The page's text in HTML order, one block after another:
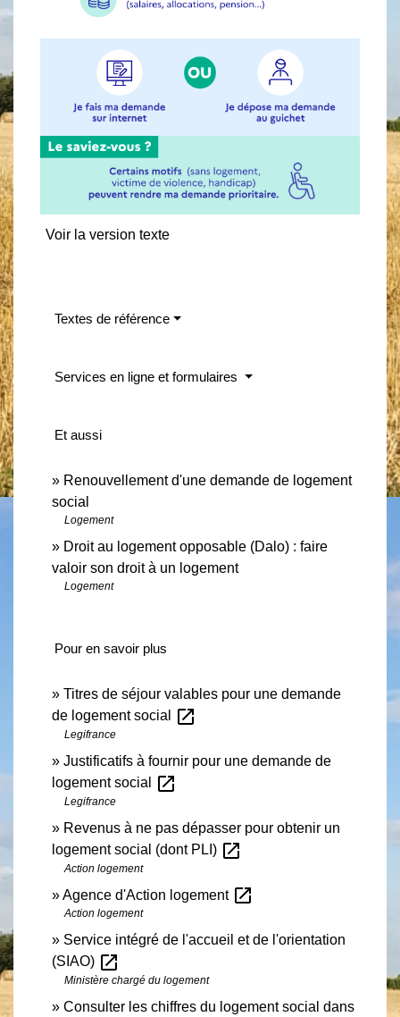
Voir la version texte
Textes de référence
Services en ligne et formulaires
Et aussi
Renouvellement d'une demande de logement
social
Logement
Droit au logement opposable (Dalo) : faire
valoir son droit à un logement
Logement
Pour en savoir plus
Titres de séjour valables pour une demande
de logement social
open_in_new
Legifrance
Justificatifs à fournir pour une demande de
logement social
open_in_new
Legifrance
Revenus à ne pas dépasser pour obtenir un
logement social (dont PLI) open_in_new
Action logement
Agence d'Action logement open_in_new
Action logement
Service intégré de l'accueil et de l'orientation
(SIAO) open_in_new
Ministère chargé du logement
Consulter les chiffres du logement social dans